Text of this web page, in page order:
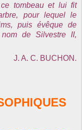
tombeau et lui fit
pour lequel le
puis évêque de
de Silvestre II,
J. A. C. BUCHON.